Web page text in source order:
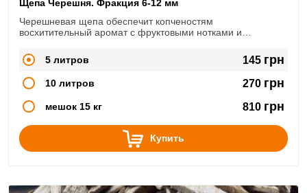
Щепа Черешня. Фракция 6-12 мм
Черешневая щепа обеспечит копченостям
восхитительный аромат с фруктовыми нотками и
5 литров
145 грн
10 литров 270 грн
мешок 15 кг 810 грн
Купить